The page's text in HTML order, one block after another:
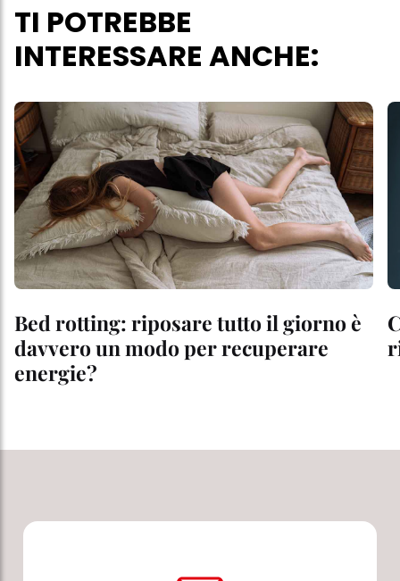
TI POTREBBE
INTERESSARE ANCHE:
Bed rotting: riposare tutto il giorno è
davvero un modo per recuperare
energie?